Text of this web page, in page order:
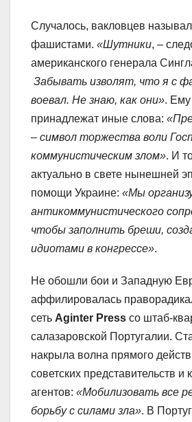
Случалось, вакловцев
фашистами. «Шутники, –
американского генерала
Забывать изволят, что я с
воевал. Не знаю, как они».
принадлежат иные слова:
– символ торжества воли
коммунистическим злом». И
актуально в свете нынешней
помощи Украине: «Мы
антикоммунистического
чтобы заполнить бреши,
идиотами в конгрессе».
Не обошли бои и Западную
аффилировалась
сеть Aginter Press со штаб-
салазаровской Португалии.
накрыла волна прямого
советских представительств и
агентов: «Мобилизовать все
борьбу с силами зла». В